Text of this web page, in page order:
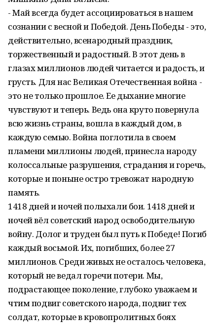
- Май всегда будет ассоциироваться в нашем
сознании с весной и Победой. День Победы - это,
действительно, всенародный праздник,
торжественный и радостный. В этот день в
глазах миллионов людей читается и радость, и
грусть. Для нас Великая Отечественная война -
это не только прошлое. Ее дыхание многие
чувствуют и теперь. Ведь она круто повернула
всю жизнь страны, вошла в каждый дом, в
каждую семью. Война поглотила в своем
пламени миллионы людей, принесла народу
колоссальные разрушения, страдания и горечь,
которые и поныне остро тревожат народную
память.
1418 дней и ночей полыхали бои. 1418 дней и
ночей вёл советский народ освободительную
войну. Долог и труден был путь к Победе! Погиб
каждый восьмой. Их, погибших, более 27
миллионов. Среди живых не осталось человека,
который не ведал горечи потери. Мы,
подрастающее поколение, глубоко уважаем и
чтим подвиг советского народа, подвиг тех
солдат, которые в кровопролитных боях